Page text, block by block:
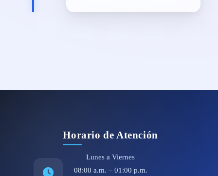
Horario de Atención
Lunes a Viernes
08:00 a.m. – 01:00 p.m.